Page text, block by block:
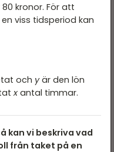
kronor. För att
viss tidsperiod kan
och yär den lön
x antal timmar.
kan vi beskriva vad
från taket på en